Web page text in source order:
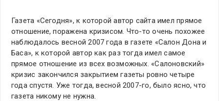
Газета «Сегодня», к которой автор сайта имел прямое
отношение, поражена кризисом. Что-то очень похожее
наблюдалось весной 2007 года в газете «Салон Дона и
Баса», к которой автор как раз тогда имел самое
прямое отношение из всех возможных. «Салоновский»
кризис закончился закрытием газеты ровно четыре
года спустя. Уже тогда, весной 2007-го, было ясно, что
газета никому не нужна.